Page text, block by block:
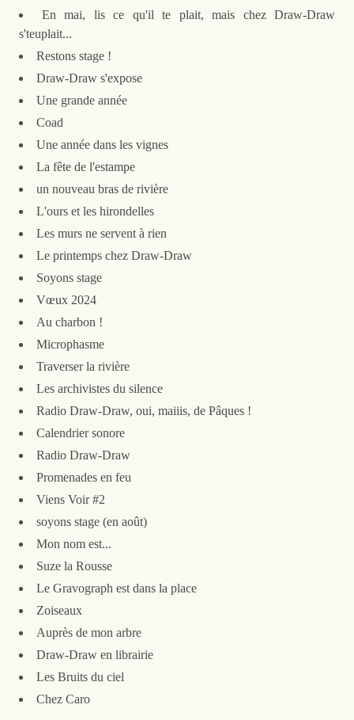
En mai, lis ce qu'il te plait, mais chez Draw-Draw
s'teuplait...
Restons stage !
Draw-Draw s'expose
Une grande année
Coad
Une année dans les vignes
La fête de l'estampe
un nouveau bras de rivière
L'ours et les hirondelles
Les murs ne servent à rien
Le printemps chez Draw-Draw
Soyons stage
Vœux 2024
Au charbon !
Microphasme
Traverser la rivière
Les archivistes du silence
Radio Draw-Draw, oui, maiiis, de Pâques !
Calendrier sonore
Radio Draw-Draw
Promenades en feu
Viens Voir #2
soyons stage (en août)
Mon nom est...
Suze la Rousse
Le Gravograph est dans la place
Zoiseaux
Auprès de mon arbre
Draw-Draw en librairie
Les Bruits du ciel
Chez Caro